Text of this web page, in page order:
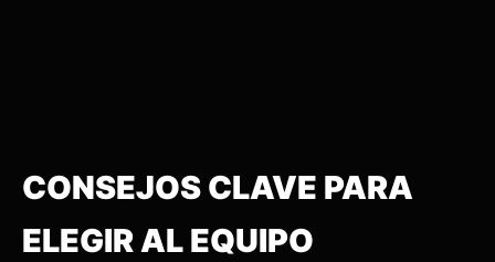
CONSEJOS CLAVE PARA
ELEGIR AL EQUIPO